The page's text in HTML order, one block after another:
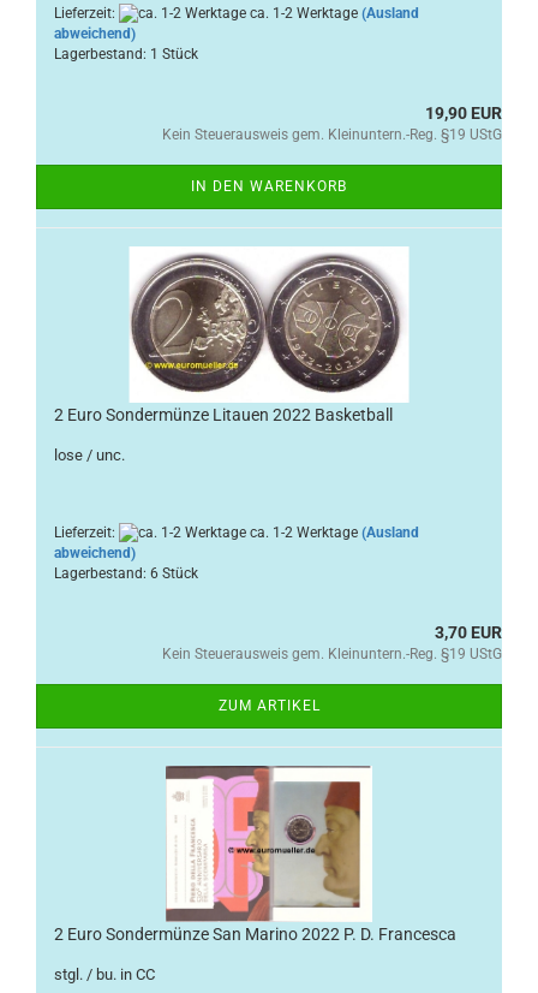
Lieferzeit: ca. 1-2 Werktage (Ausland
abweichend)
Lagerbestand: 1 Stück
19,90 EUR
Kein Steuerausweis gem. Kleinuntern.-Reg. §19 UStG
IN DEN WARENKORB
2 Euro Sondermünze Litauen 2022 Basketball
lose / unc.
Lieferzeit: ca. 1-2 Werktage (Ausland
abweichend)
Lagerbestand: 6 Stück
3,70 EUR
Kein Steuerausweis gem. Kleinuntern.-Reg. §19 UStG
ZUM ARTIKEL
2 Euro Sondermünze San Marino 2022 P. D. Francesca
stgl. / bu. in CC